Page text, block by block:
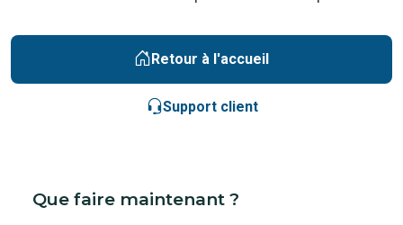
Retour à l'accueil
Support client
Que faire maintenant ?